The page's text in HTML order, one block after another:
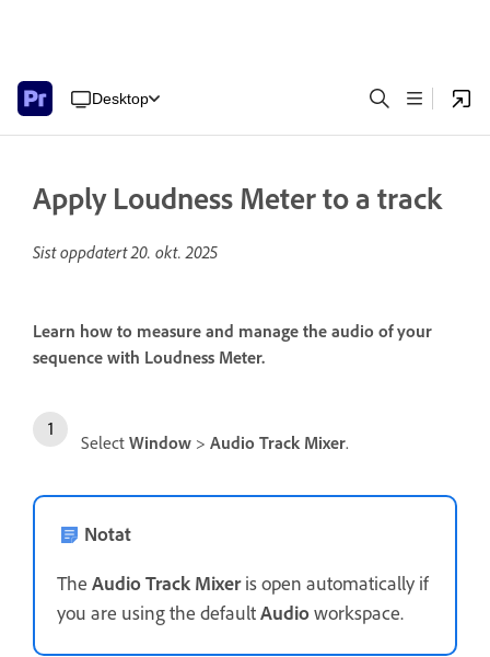
Desktop
Apply Loudness Meter to a track
Sist oppdatert20. okt. 2025
Learn how to measure and manage the audio of your
sequence with Loudness Meter.
Select Window > Audio Track Mixer.
Notat
The Audio Track Mixeris open automatically if
you are using the defaultAudioworkspace.